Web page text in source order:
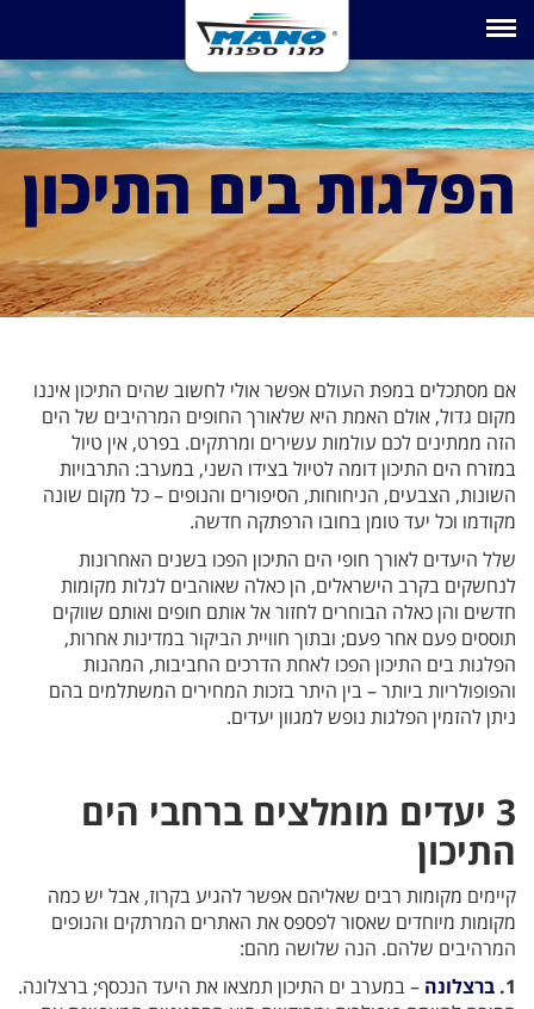
Toggle navigation
הפלגות בים התיכון
אם מסתכלים במפת העולם אפשר אולי לחשוב שהים התיכון איננו
מקום גדול, אולם האמת היא שלאורך החופים המרהיבים של הים
הזה ממתינים לכם עולמות עשירים ומרתקים. בפרט, אין טיול
במזרח הים התיכון דומה לטיול בצידו השני, במערב: התרבויות
השונות, הצבעים, הניחוחות, הסיפורים והנופים – כל מקום שונה
מקודמו וכל יעד טומן בחובו הרפתקה חדשה.
שלל היעדים לאורך חופי הים התיכון הפכו בשנים האחרונות
לנחשקים בקרב הישראלים, הן כאלה שאוהבים לגלות מקומות
חדשים והן כאלה הבוחרים לחזור אל אותם חופים ואותם שווקים
תוססים פעם אחר פעם; ובתוך חוויית הביקור במדינות אחרות,
הפלגות בים התיכון הפכו לאחת הדרכים החביבות, המהנות
והפופולריות ביותר – בין היתר בזכות המחירים המשתלמים בהם
ניתן להזמין הפלגות נופש למגוון יעדים.
3 יעדים מומלצים ברחבי הים
התיכון
קיימים מקומות רבים שאליהם אפשר להגיע בקרוז, אבל יש כמה
מקומות מיוחדים שאסור לפספס את האתרים המרתקים והנופים
המרהיבים שלהם. הנה שלושה מהם:
1. ברצלונה – במערב ים התיכון תמצאו את היעד הנכסף; ברצלונה.